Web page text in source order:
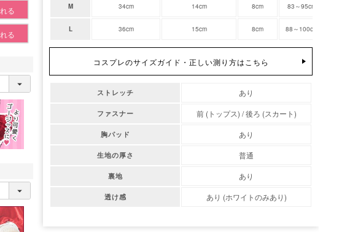
る
る
M 34cm 14cm 8cm 83～95cm
L 36cm 15cm 8cm 88～100cm
コスプレのサイズガイド・正しい測り方はこちら
ストレッチ あり
ファスナー 前 (トップス) / 後ろ (スカート)
胸パッド あり
生地の厚さ 普通
裏地 あり
透け感 あり (ホワイトのみあり)